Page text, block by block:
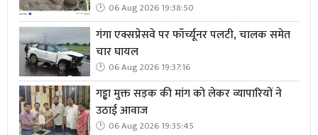
06 Aug 2026 19:38:50
गंगा एक्सप्रेसवे पर फॉर्च्यूनर पलटी, चालक समेत
चार घायल
06 Aug 2026 19:37:16
गड्ढा मुक्त सड़क की मांग को लेकर व्यापारियों ने
उठाई आवाज
06 Aug 2026 19:35:45